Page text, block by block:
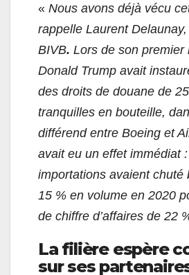
« Nous avons déjà vécu
rappelle Laurent
BIVB. Lors de son premier
Donald Trump avait
des droits de douane de
tranquilles en bouteille,
différend entre Boeing et
avait eu un effet immédiat
importations avaient chuté
15 % en volume en 2020
de chiffre d’affaires de 22
La filière espère
sur ses